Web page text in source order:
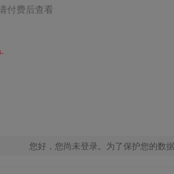
付费后查看
您好，您尚未登录。为了保护您的数